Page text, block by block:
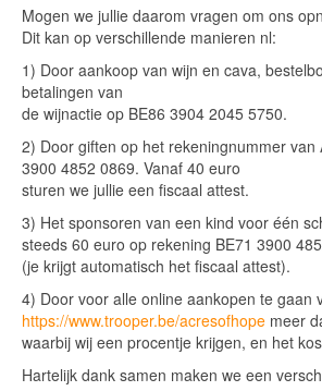
Mogen we jullie daarom vragen om ons
Dit kan op verschillende manieren nl:
1) Door aankoop van wijn en cava,
betalingen van
de wijnactie op BE86 3904 2045 5750.
2) Door giften op het rekeningnummer van
3900 4852 0869. Vanaf 40 euro
sturen we jullie een fiscaal attest.
3) Het sponsoren van een kind voor één
steeds 60 euro op rekening BE71 3900
(je krijgt automatisch het fiscaal attest).
4) Door voor alle online aankopen te gaan
https://www.trooper.be/acresofhope meer
waarbij wij een procentje krijgen, en het
Hartelijk dank samen maken we een